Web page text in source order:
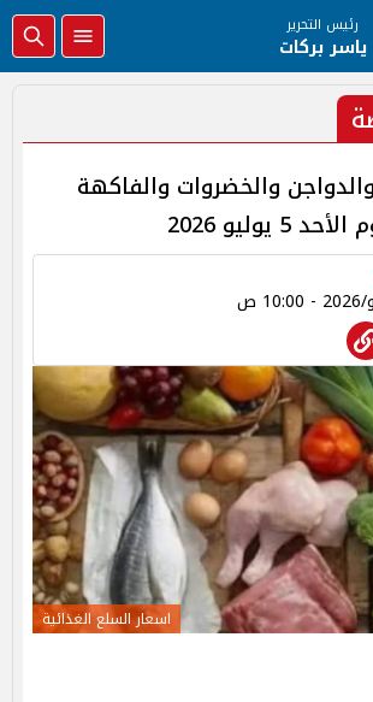
رئيس التحرير
ياسر بركات
والخضروات والفاكهة
يوليو 2026
اسعار السلع الغذائية